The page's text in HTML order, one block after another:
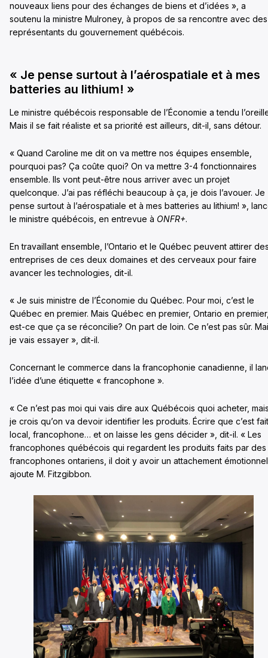
nouveaux liens pour des échanges de biens et d’idées », a
soutenu la ministre Mulroney, à propos de sa rencontre avec des
représentants du gouvernement québécois.
« Je pense surtout à l’aérospatiale et à mes
batteries au lithium! »
Le ministre québécois responsable de l’Économie a tendu
Mais il se fait réaliste et sa priorité est ailleurs, dit-il, sans détour.
« Quand Caroline me dit on va mettre nos équipes ensemble,
pourquoi pas? Ça coûte quoi? On va mettre 3-4 fonctionnaires
ensemble. Ils vont peut-être nous arriver avec un projet
quelconque. J’ai pas réfléchi beaucoup à ça, je dois l’avouer. Je
pense surtout à l’aérospatiale et à mes batteries au lithium! »,
le ministre québécois, en entrevue à ONFR+.
En travaillant ensemble, l’Ontario et le Québec peuvent attirer
entreprises de ces deux domaines et des cerveaux pour faire
avancer les technologies, dit-il.
« Je suis ministre de l’Économie du Québec. Pour moi, c’est le
Québec en premier. Mais Québec en premier, Ontario en
est-ce que ça se réconcilie? On part de loin. Ce n’est pas sûr.
je vais essayer », dit-il.
Concernant le commerce dans la francophonie canadienne, il
l’idée d’une étiquette « francophone ».
« Ce n’est pas moi qui vais dire aux Québécois quoi acheter,
je crois qu’on va devoir identifier les produits. Écrire que c’est fait
local, francophone… et on laisse les gens décider », dit-il. « Les
francophones québécois qui regardent les produits faits par des
francophones ontariens, il doit y avoir un attachement
ajoute M. Fitzgibbon.